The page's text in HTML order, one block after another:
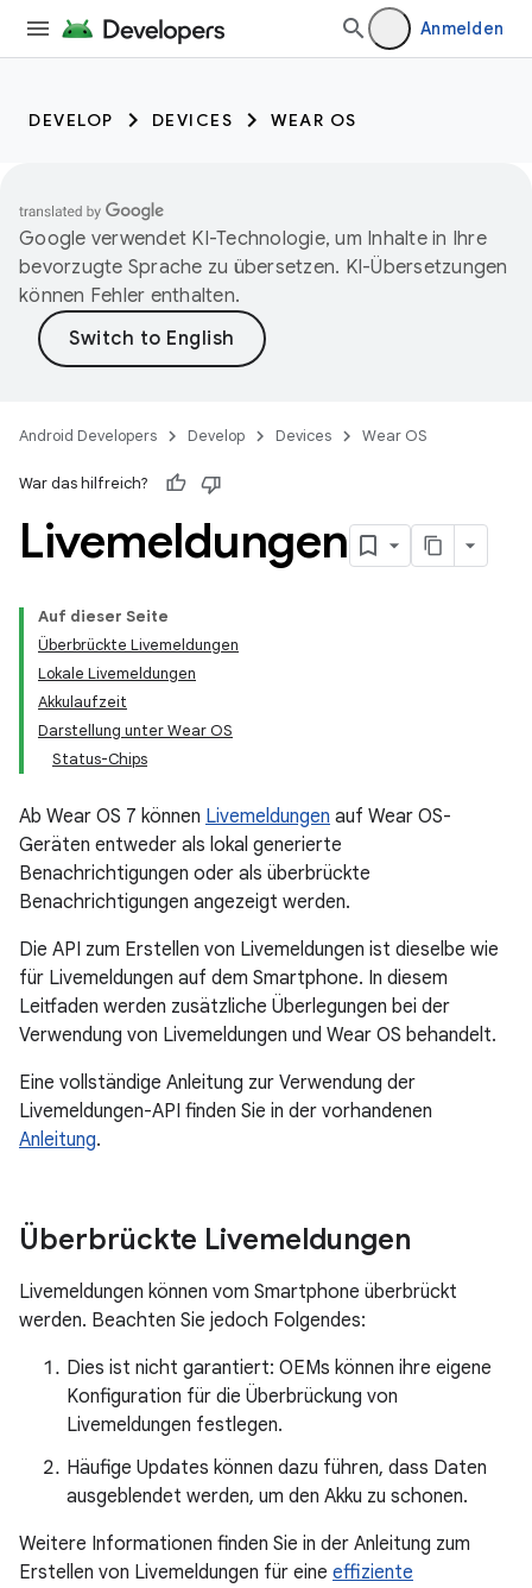
Anmelden
DEVELOP DEVICES WEAR OS
Google verwendet KI-Technologie, um Inhalte in Ihre
bevorzugte Sprache zu übersetzen. KI-Übersetzungen
können Fehler enthalten.
Android Developers Develop Devices Wear OS
War das hilfreich?
Livemeldungen
Auf dieser Seite
Überbrückte Livemeldungen
Lokale Livemeldungen
Akkulaufzeit
Darstellung unter Wear OS
Status-Chips
Ab Wear OS 7 können Livemeldungen auf Wear OS-
Geräten entweder als lokal generierte
Benachrichtigungen oder als überbrückte
Benachrichtigungen angezeigt werden.
Die API zum Erstellen von Livemeldungen ist dieselbe wie
für Livemeldungen auf dem Smartphone. In diesem
Leitfaden werden zusätzliche Überlegungen bei der
Verwendung von Livemeldungen und Wear OS behandelt.
Eine vollständige Anleitung zur Verwendung der
Livemeldungen-API finden Sie in der vorhandenen
Anleitung.
Überbrückte Livemeldungen
Livemeldungen können vom Smartphone überbrückt
werden. Beachten Sie jedoch Folgendes:
Dies ist nicht garantiert: OEMs können ihre eigene
Konfiguration für die Überbrückung von
Livemeldungen festlegen.
Häufige Updates können dazu führen, dass Daten
ausgeblendet werden, um den Akku zu schonen.
Weitere Informationen finden Sie in der Anleitung zum
Erstellen von Livemeldungen für eine effiziente